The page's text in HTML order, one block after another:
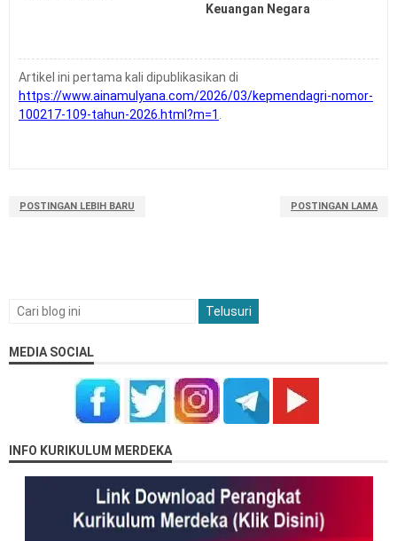
Keuangan Negara
Artikel ini pertama kali dipublikasikan di
https://www.ainamulyana.com/2026/03/kepmendagri-nomor-
100217-109-tahun-2026.html?m=1
POSTINGAN LEBIH BARU POSTINGAN LAMA
MEDIA SOCIAL
INFO KURIKULUM MERDEKA